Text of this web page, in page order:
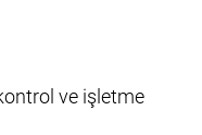
ve işletme